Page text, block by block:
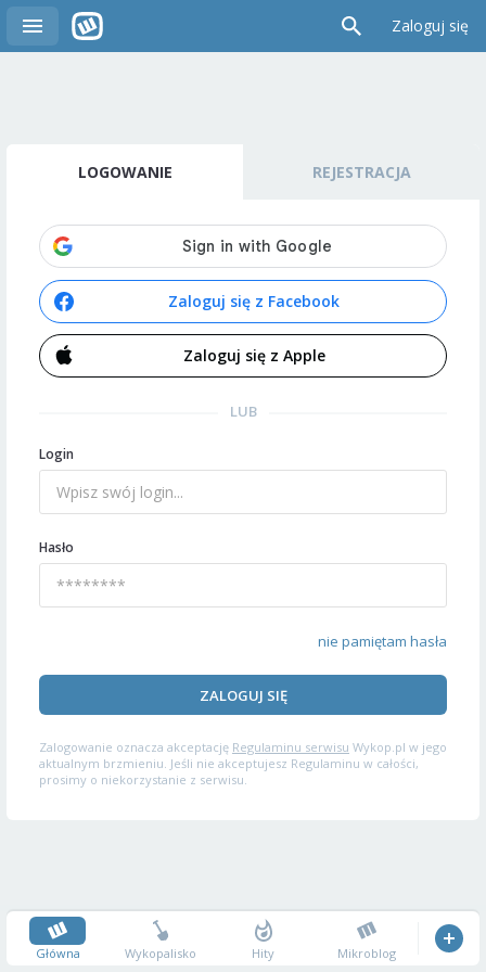
Zaloguj się
LOGOWANIE REJESTRACJA
Zaloguj się z Facebook
Zaloguj się z Apple
LUB
Login
Hasło
nie pamiętam hasła
ZALOGUJ SIĘ
Zalogowanie oznacza akceptację Regulaminu serwisu Wykop.pl w jego
aktualnym brzmieniu. Jeśli nie akceptujesz Regulaminu w całości,
prosimy o niekorzystanie z serwisu.
Główna Wykopalisko Hity Mikroblog